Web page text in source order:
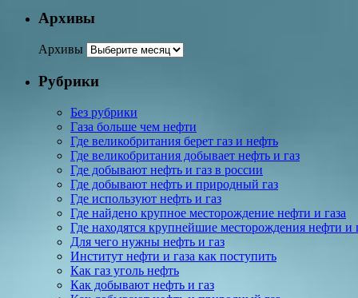
Архивы
Архивы
Рубрики
Без рубрики
Газа больше чем нефти
Где великобритания берет газ и нефть
Где великобритания добывает нефть и газ
Где добывают нефть и газ в россии
Где добывают нефть и природный газ
Где используют нефть и газ
Где найдено крупное месторождение нефти и газа
Где находятся крупнейшие месторождения нефти и
Для чего нужны нефть и газ
Институт нефти и газа как поступить
Как газ уголь нефть
Как добывают нефть и газ